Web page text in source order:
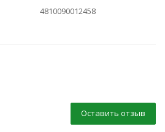
4810090012458
Оставить отзыв